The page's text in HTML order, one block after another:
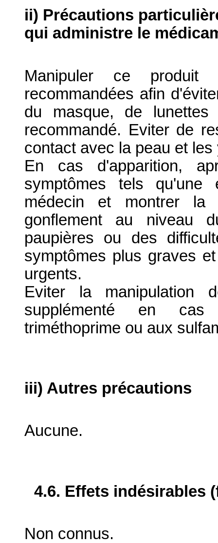
ii) Précautions
qui administre le
Manipuler ce produit
recommandées afin
du masque, de
recommandé. Eviter de
contact avec la peau et les
En cas d'apparition,
symptômes tels qu'une
médecin et montrer
gonflement au niveau
paupières ou des
symptômes plus graves
urgents.
Eviter la manipulation
supplémenté en cas
triméthoprime ou aux
iii) Autres précautions
Aucune.
4.6. Effets indésirables
Non connus.